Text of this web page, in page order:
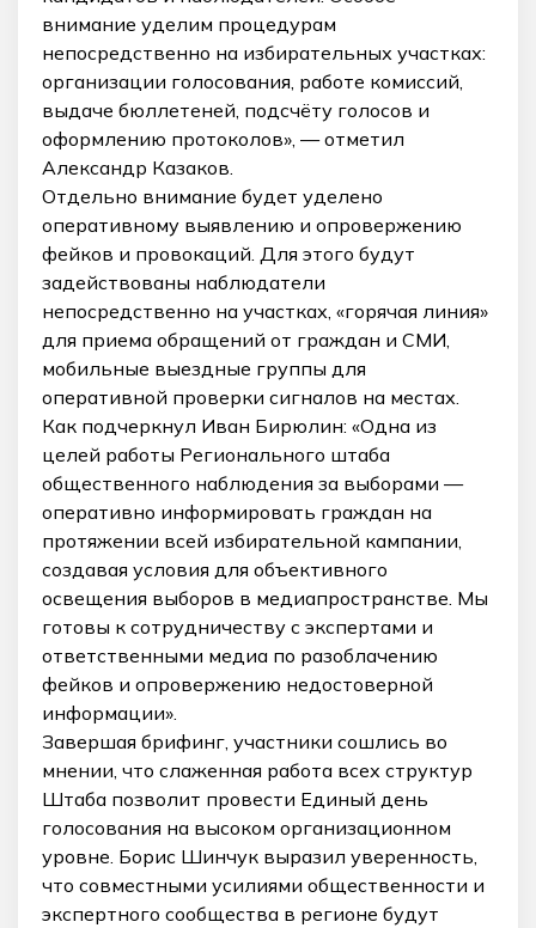
внимание уделим процедурам
непосредственно на избирательных участках:
организации голосования, работе комиссий,
выдаче бюллетеней, подсчёту голосов и
оформлению протоколов», — отметил
Александр Казаков.
Отдельно внимание будет уделено
оперативному выявлению и опровержению
фейков и провокаций. Для этого будут
задействованы наблюдатели
непосредственно на участках, «горячая линия»
для приема обращений от граждан и СМИ,
мобильные выездные группы для
оперативной проверки сигналов на местах.
Как подчеркнул Иван Бирюлин: «Одна из
целей работы Регионального штаба
общественного наблюдения за выборами —
оперативно информировать граждан на
протяжении всей избирательной кампании,
создавая условия для объективного
освещения выборов в медиапространстве. Мы
готовы к сотрудничеству с экспертами и
ответственными медиа по разоблачению
фейков и опровержению недостоверной
информации».
Завершая брифинг, участники сошлись во
мнении, что слаженная работа всех структур
Штаба позволит провести Единый день
голосования на высоком организационном
уровне. Борис Шинчук выразил уверенность,
что совместными усилиями общественности и
экспертного сообщества в регионе будут